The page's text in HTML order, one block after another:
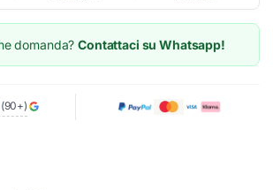
domanda?Contattaci su Whatsapp!